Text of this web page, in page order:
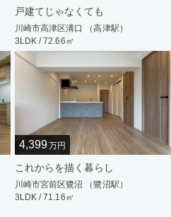
戸建てじゃなくても
川崎市高津区溝口 （高津駅）
3LDK / 72.66㎡
4,399万円
これからを描く暮らし
川崎市宮前区鷺沼 （鷺沼駅）
3LDK / 71.16㎡